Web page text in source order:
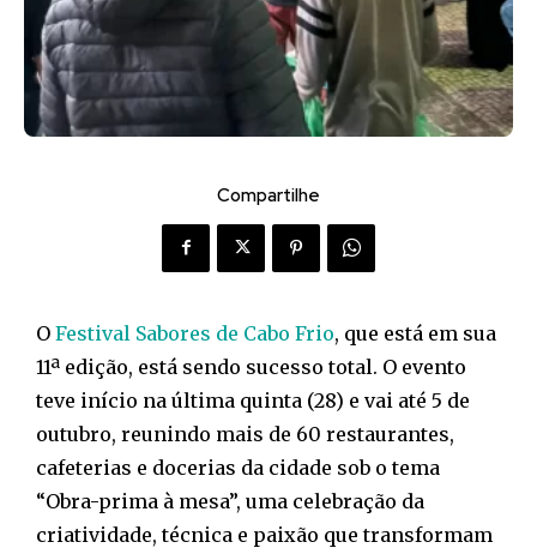
Compartilhe
O Festival Sabores de Cabo Frio, que está em sua
11ª edição, está sendo sucesso total. O evento
teve início na última quinta (28) e vai até 5 de
outubro, reunindo mais de 60 restaurantes,
cafeterias e docerias da cidade sob o tema
“Obra-prima à mesa”, uma celebração da
criatividade, técnica e paixão que transformam